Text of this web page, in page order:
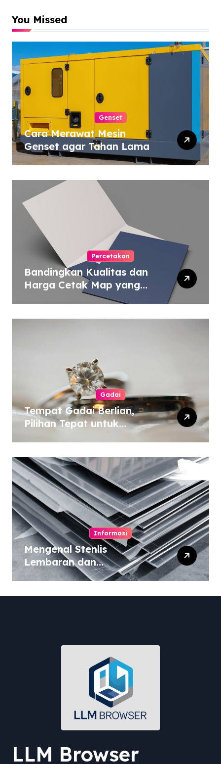
You Missed
Genset
Cara Merawat Mesin
Genset agar Tahan Lama
Percetakan
Bandingkan Kualitas dan
Harga Cetak Map yang
Murah atau Mahal
Gadai
Tempat Gadai Berlian,
Pilihan Tepat untuk
Informasi
Mengenal Stenlis
Lembaran dan
Komposisinya
LLM Browser